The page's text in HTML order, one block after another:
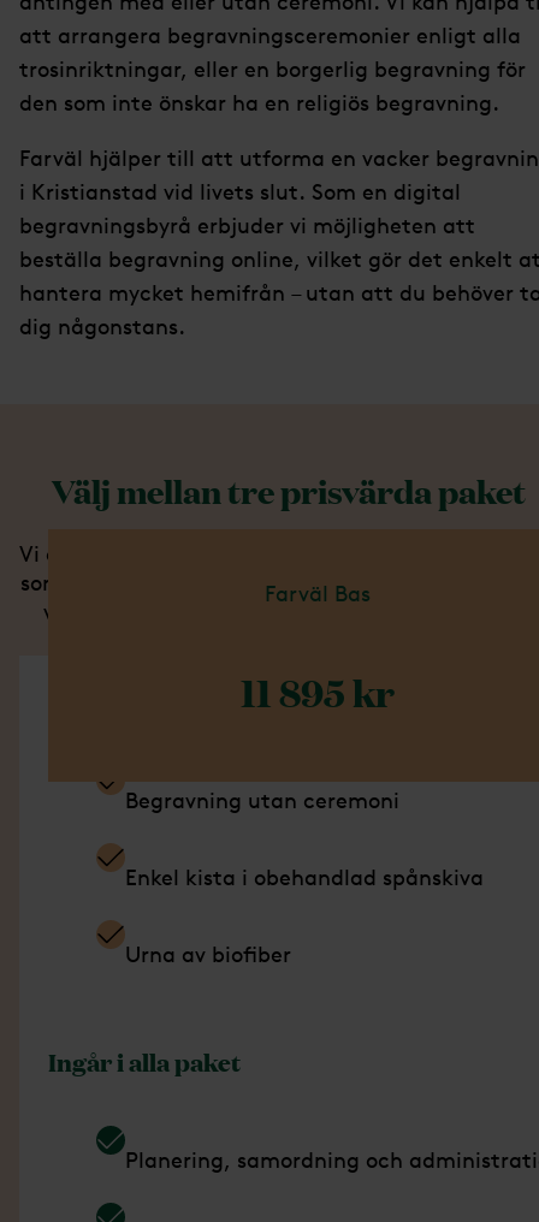
att arrangera begravningsceremonier enligt alla
trosinriktningar, eller en borgerlig begravning för
den som inte önskar ha en religiös begravning.
Farväl hjälper till att utforma en vacker
i Kristianstad vid livets slut. Som en digital
begravningsbyrå erbjuder vi möjligheten att
beställa begravning online, vilket gör det enkelt
hantera mycket hemifrån – utan att du behöver
dig någonstans.
Välj mellan tre prisvärda paket
Vi erbjuder tre begravningspaket som innehåller
som behövs för att skapa ett värdigt avsked. När
väljer ett av våra paket får du ett fast pris utan
Farväl Bas
11 895 kr
Ingår i detta paket
Begravning utan ceremoni
Enkel kista i obehandlad spånskiva
Urna av biofiber
Ingår i alla paket
Planering, samordning och